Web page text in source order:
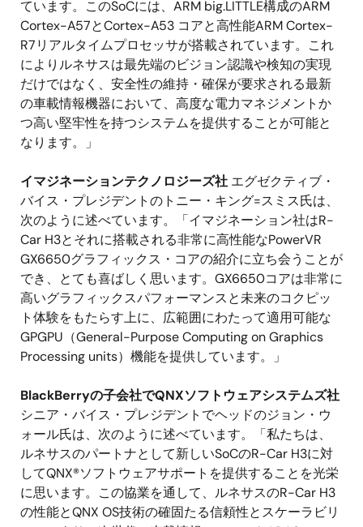
ています。このSoCには、ARM big.LITTLE構成のARM
Cortex-A57とCortex-A53 コアと高性能ARM Cortex-
R7リアルタイムプロセッサが搭載されています。これ
によりルネサスは最先端のビジョン認識や検知の実現
だけではなく、安全性の維持・確保が要求される最新
の車載情報機器において、高度な電力マネジメントか
つ高い堅牢性を持つシステムを提供することが可能と
なります。」
イマジネーションテクノロジーズ社 エグゼクティブ・
バイス・プレジデントのトニー・キング=スミス氏は、
次のように述べています。「イマジネーション社はR-
Car H3とそれに搭載される非常に高性能なPowerVR
GX6650グラフィックス・コアの紹介に立ち会うことが
でき、とても喜ばしく思います。GX6650コアは非常に
高いグラフィックスパフォーマンスと未来のコクピッ
ト体験をもたらす上に、広範囲にわたって適用可能な
GPGPU（General-Purpose Computing on Graphics
Processing units）機能を提供しています。」
BlackBerryの子会社でQNXソフトウェアシステムズ社
シニア・バイス・プレジデントでヘッドのジョン・ウ
ォール氏は、次のように述べています。「私たちは、
ルネサスのパートナとして新しいSoCのR-Car H3に対
してQNX®ソフトウェアサポートを提供することを光栄
に思います。この協業を通して、ルネサスのR-Car H3
の性能とQNX OS技術の確固たる信頼性とスケーラビリ